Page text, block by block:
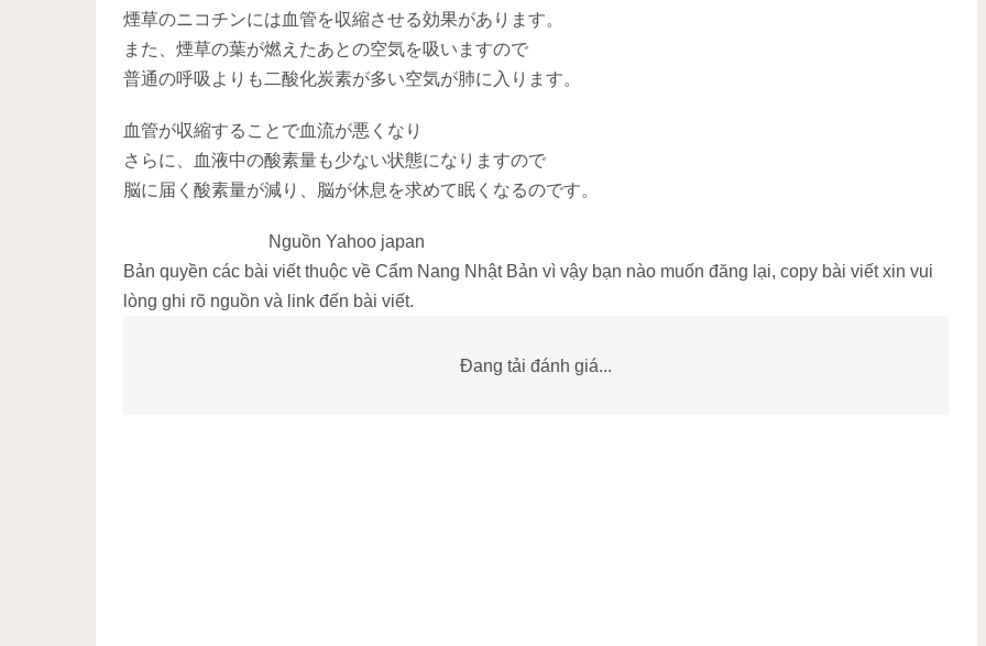
煙草のニコチンには血管を収縮させる効果があります。
また、煙草の葉が燃えたあとの空気を吸いますので
普通の呼吸よりも二酸化炭素が多い空気が肺に入ります。
血管が収縮することで血流が悪くなり
さらに、血液中の酸素量も少ない状態になりますので
脳に届く酸素量が減り、脳が休息を求めて眠くなるのです。
Nguồn Yahoo japan
Bản quyền các bài viết thuộc về Cẩm Nang Nhật Bản vì vậy bạn nào muốn đăng lại, copy bài viết xin vui
lòng ghi rõ nguồn và link đến bài viết.
Đang tải đánh giá...